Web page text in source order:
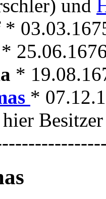
und
*
*
*
*
Besitzer